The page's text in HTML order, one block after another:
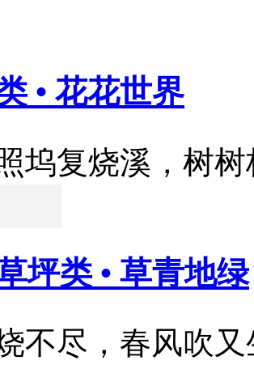
• 花花世界
坞复烧溪，树
坪类 • 草青地绿
不尽，春风吹又